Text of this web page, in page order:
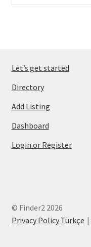
Let’s get started
Directory
Add Listing
Dashboard
Login or Register
© Finder2 2026
Privacy Policy Türkçe